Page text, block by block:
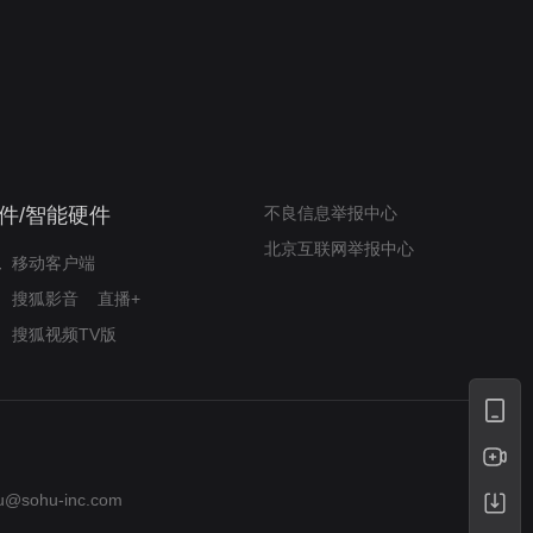
/智能硬件
移动客户端
搜狐影音
直播+
搜狐视频TV版
不良信息举报中心
北京互联网举报中心
inc.com